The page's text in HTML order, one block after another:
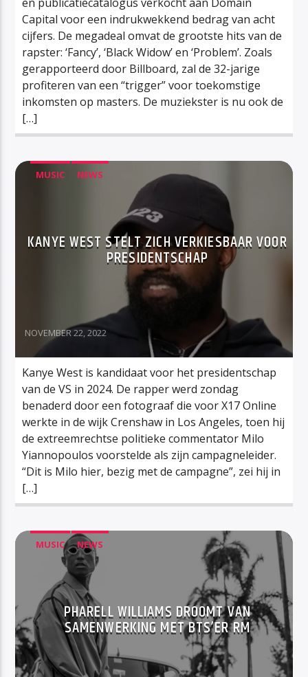
Capital voor een indrukwekkend bedrag van acht
cijfers. De megadeal omvat de grootste hits van de
rapster: ‘Fancy’, ‘Black Widow’ en ‘Problem’. Zoals
gerapporteerd door Billboard, zal de 32-jarige
profiteren van een “trigger” voor toekomstige
inkomsten op masters. De muziekster is nu ook de
[…]
MUSIC NEWS
KANYE WEST STELT ZICH VERKIESBAAR VOOR
PRESIDENTSCHAP
NOVEMBER 22, 2022
Kanye West is kandidaat voor het presidentschap
van de VS in 2024. De rapper werd zondag
benaderd door een fotograaf die voor X17 Online
werkte in de wijk Crenshaw in Los Angeles, toen hij
de extreemrechtse politieke commentator Milo
Yiannopoulos voorstelde als zijn campagneleider.
“Dit is Milo hier, bezig met de campagne”, zei hij in
[…]
MUSIC NEWS
PHARELL WILLIAMS DROOMT VAN
SAMENWERKING MET BTS’ER RM